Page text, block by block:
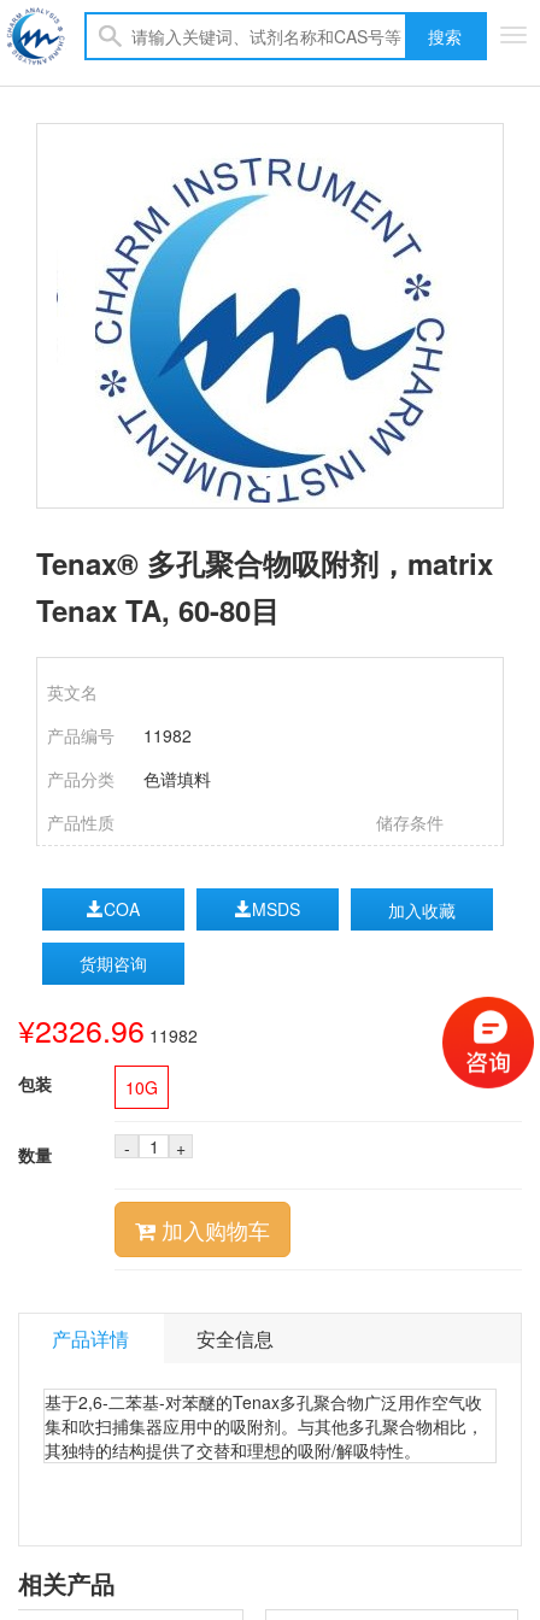
搜索
Tenax® 多孔聚合物吸附剂，matrix
Tenax TA, 60-80目
英文名
产品编号
11982
产品分类
色谱填料
产品性质
储存条件
COA MSDS 加入收藏
货期咨询
¥2326.96 11982
包装
10G
数量 - +
加入购物车
产品详情 安全信息
基于2,6-二苯基-对苯醚的Tenax多孔聚合物广泛用作空气收
集和吹扫捕集器应用中的吸附剂。与其他多孔聚合物相比，
其独特的结构提供了交替和理想的吸附/解吸特性。
相关产品